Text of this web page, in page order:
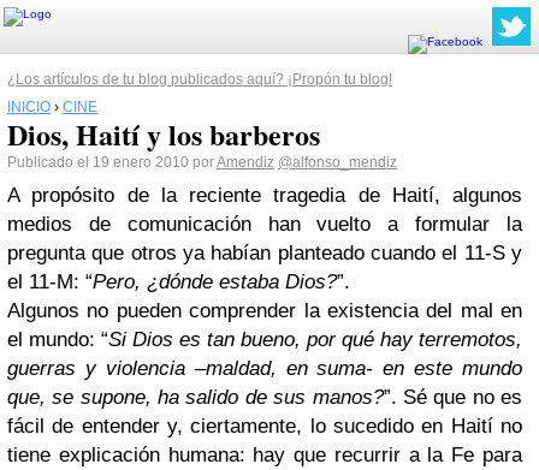
¿Los artículos de tu blog publicados aquí? ¡Propón tu blog!
INICIO › CINE
Dios, Haití y los barberos
Publicado el 19 enero 2010 porAmendiz @alfonso_mendiz
A propósito de la reciente tragedia de Haití, algunos
medios de comunicación han vuelto a formular la
pregunta que otros ya habían planteado cuando el 11-S y
el 11-M: “Pero, ¿dónde estaba Dios?”.
Algunos no pueden comprender la existencia del mal en
el mundo: “Si Dios es tan bueno, por qué hay terremotos,
guerras y violencia –maldad, en suma- en este mundo
que, se supone, ha salido de sus manos?”. Sé que no es
fácil de entender y, ciertamente, lo sucedido en Haití no
tiene explicación humana: hay que recurrir a la Fe para